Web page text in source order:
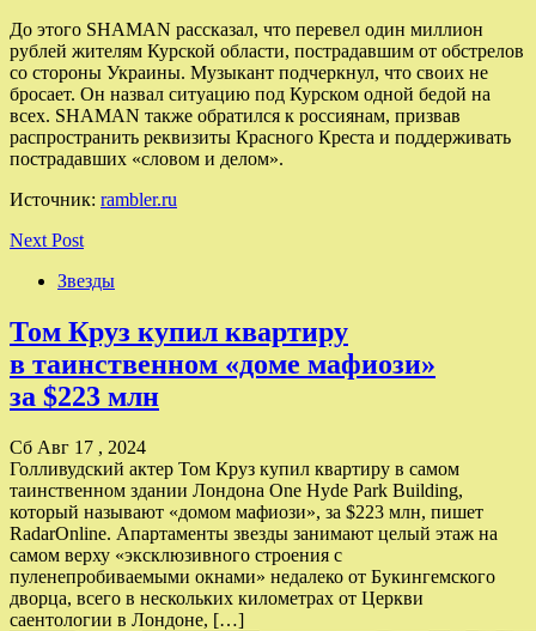
До этого SHAMAN рассказал, что перевел один миллион
рублей жителям Курской области, пострадавшим от обстрелов
со стороны Украины. Музыкант подчеркнул, что своих не
бросает. Он назвал ситуацию под Курском одной бедой на
всех. SHAMAN также обратился к россиянам, призвав
распространить реквизиты Красного Креста и поддерживать
пострадавших «словом и делом».
Источник: rambler.ru
Next Post
Звезды
Том Круз купил квартиру
в таинственном «доме мафиози»
за $223 млн
Сб Авг 17 , 2024
Голливудский актер Том Круз купил квартиру в самом
таинственном здании Лондона One Hyde Park Building,
который называют «домом мафиози», за $223 млн, пишет
RadarOnline. Апартаменты звезды занимают целый этаж на
самом верху «эксклюзивного строения с
пуленепробиваемыми окнами» недалеко от Букингемского
дворца, всего в нескольких километрах от Церкви
саентологии в Лондоне, […]